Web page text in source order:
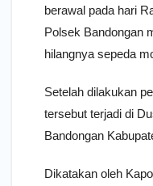
berawal pada hari
Polsek Bandongan
hilangnya sepeda
Setelah dilakukan
tersebut terjadi di
Bandongan
Dikatakan oleh